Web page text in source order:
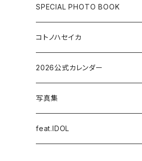
MENS ARTIST
GIRLS ARTIST
SPECIAL PHOTO BOOK
LIVE PHOTO BOOK
LOCATION PHOTO BOOK
STUDIO PHOTO BOOK
STYLE BOOK
コトノハセイカ
2026公式カレンダー
写真集
feat.IDOL